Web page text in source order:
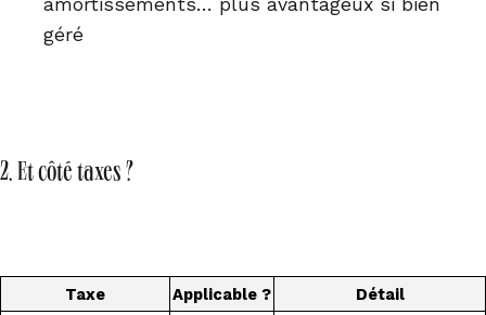
amortissements… plus avantageux si bien
géré
2. Et côté taxes ?
Taxe Applicable ? Détail